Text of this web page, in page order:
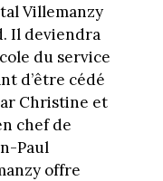
Villemanzy
Il deviendra
du service
d’être cédé
Christine et
chef de
Paul
offre